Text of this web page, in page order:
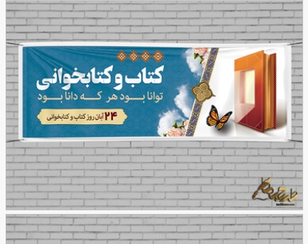
طرح بنر روز ملّی کیفیت
41